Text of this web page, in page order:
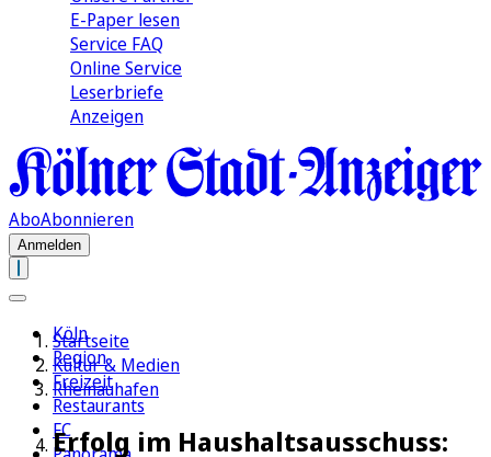
E-Paper lesen
Service FAQ
Online Service
Leserbriefe
Anzeigen
AboAbonnieren
Anmelden
Köln
Region
Freizeit
Restaurants
FC
Startseite
Kultur & Medien
Rheinauhafen
Erfolg im Haushaltsausschuss: